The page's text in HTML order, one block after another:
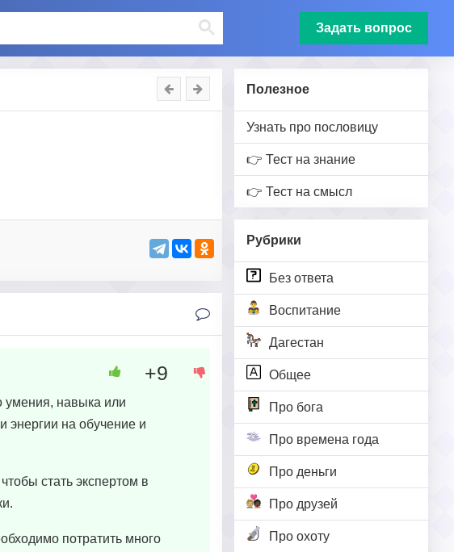
Задать вопрос
Полезное
Узнать про пословицу
👉 Тест на знание
👉 Тест на смысл
Рубрики
Без ответа
Воспитание
Дагестан
Общее
Про бога
Про времена года
Про деньги
Про друзей
Про охоту
умения, навыка или
энергии на обучение и
стать экспертом в
потратить много
+9